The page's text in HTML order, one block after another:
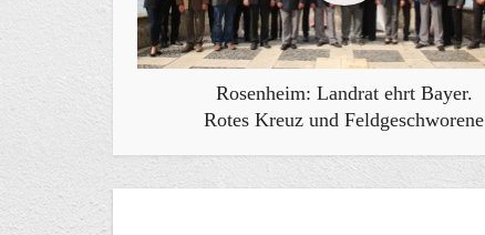
Rosenheim: Landrat ehrt Bayer.
Rotes Kreuz und Feldgeschworene